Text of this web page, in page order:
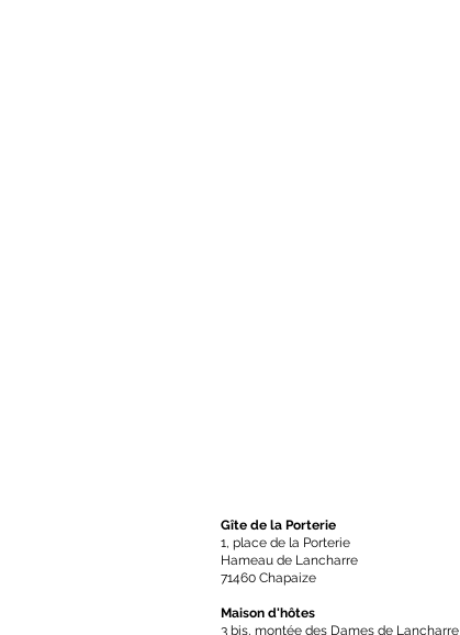
Gîte de la Porterie
1, place de la Porterie
Hameau de Lancharre
71460 Chapaize
Maison d'hôtes
3 bis, montée des Dames de Lancharre